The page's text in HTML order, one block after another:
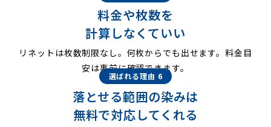
料金や枚数を
計算しなくていい
リネットは枚数制限なし。何枚からでも出せます。料金目
安は事前に確認できます。
選ばれる理由 6
落とせる範囲の染みは
無料で対応してくれる